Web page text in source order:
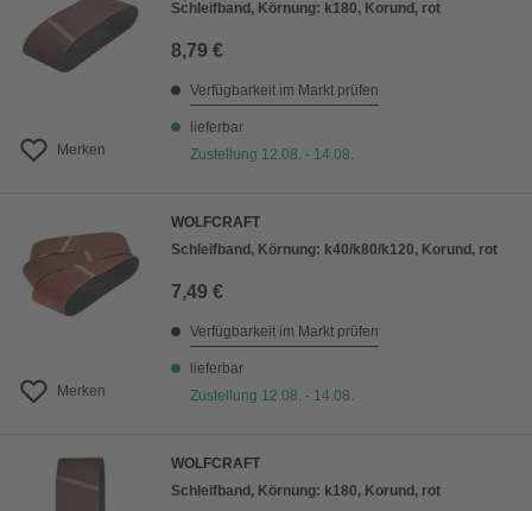
Merken
Schleifband, Körnung: k180, Korund, rot
8,79 €
Verfügbarkeit im Markt prüfen
lieferbar
Zustellung 12.08. - 14.08.
Merken
WOLFCRAFT
Schleifband, Körnung: k40/k80/k120, Korund, rot
7,49 €
Verfügbarkeit im Markt prüfen
lieferbar
Zustellung 12.08. - 14.08.
WOLFCRAFT
Schleifband, Körnung: k180, Korund, rot